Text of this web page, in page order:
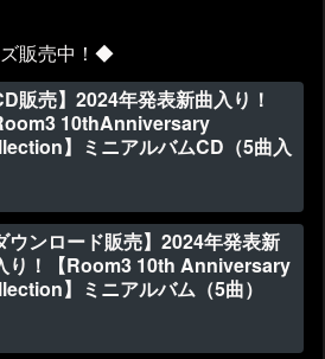
販売中！◆
販売】2024年発表新曲入り！
10thAnniversary
】ミニアルバムCD（5曲入
ウンロード販売】2024年発表新
り！【Room3 10th Anniversary
】ミニアルバム（5曲）